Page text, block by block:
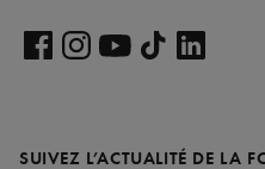
FacebookInstagram
YouTube
TikTok
SUIVEZ L’ACTUALITÉ DE LA